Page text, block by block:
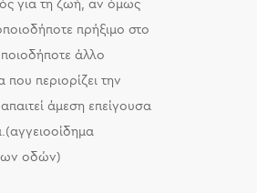
για τη ζωή, αν όμως
πρήξιμο στο
άλλο
περιορίζει την
άμεση επείγουσα
οδών)